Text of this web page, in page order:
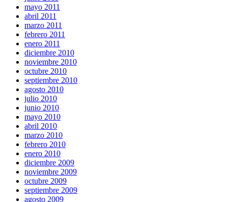
mayo 2011
abril 2011
marzo 2011
febrero 2011
enero 2011
diciembre 2010
noviembre 2010
octubre 2010
septiembre 2010
agosto 2010
julio 2010
junio 2010
mayo 2010
abril 2010
marzo 2010
febrero 2010
enero 2010
diciembre 2009
noviembre 2009
octubre 2009
septiembre 2009
agosto 2009